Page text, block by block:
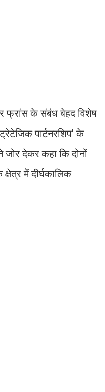
फ्रांस के संबंध बेहद विशेष
पार्टनरशिप’ के
जोर देकर कहा कि दोनों
में दीर्घकालिक